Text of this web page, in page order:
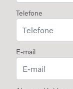
Telefone
E-mail